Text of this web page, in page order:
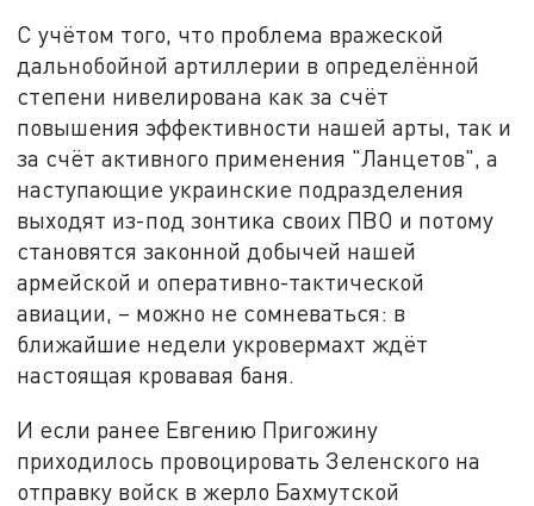
С учётом того, что проблема вражеской
дальнобойной артиллерии в определённой
степени нивелирована как за счёт
повышения эффективности нашей арты, так и
за счёт активного применения "Ланцетов", а
наступающие украинские подразделения
выходят из-под зонтика своих ПВО и потому
становятся законной добычей нашей
армейской и оперативно-тактической
авиации, – можно не сомневаться: в
ближайшие недели укровермахт ждёт
настоящая кровавая баня.
И если ранее Евгению Пригожину
приходилось провоцировать Зеленского на
отправку войск в жерло Бахмутской